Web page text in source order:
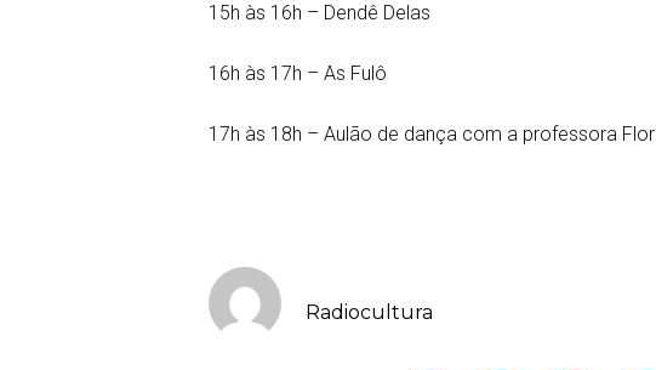
15h às 16h – Dendê Delas
16h às 17h – As Fulô
17h às 18h – Aulão de dança com a professora Flor
Radiocultura